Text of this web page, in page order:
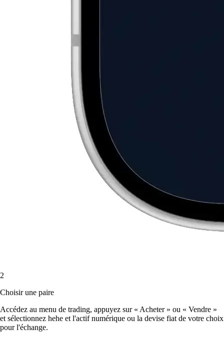
2
Choisir une paire
Accédez au menu de trading, appuyez sur « Acheter » ou « Vendre »
et sélectionnez hehe et l'actif numérique ou la devise fiat de votre choix
pour l'échange.